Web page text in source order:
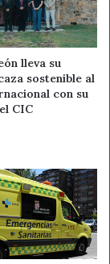
con un
euros. El
de los fondos
lleva su
sostenible al
con su
CIC